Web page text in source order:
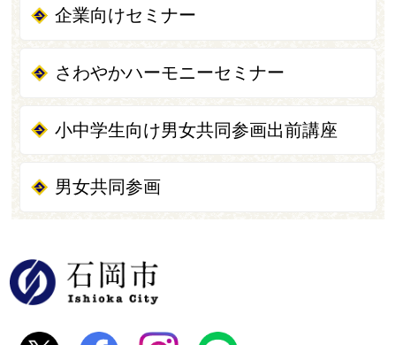
企業向けセミナー
さわやかハーモニーセミナー
小中学生向け男女共同参画出前講座
男女共同参画